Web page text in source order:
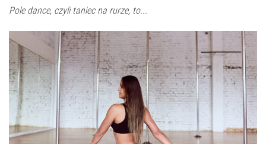
Pole dance, czyli taniec na rurze, to...